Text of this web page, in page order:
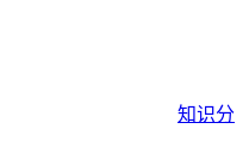
知识分